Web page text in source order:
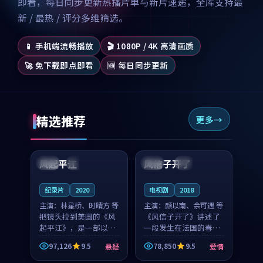
新 / 最热 / 评分多维筛选。
📱 手机端流畅播放
🎬 1080P / 4K 高清画质
🚀 免下载即点即看
🆕 每日同步更新
精选推荐 更多
美国 完结
99:07
风起平江
纪录片 2020
主演： 林星桥、时晴方 等
把镜头拉到美国的《风
起平江》，是一部以时
光记忆为底色的悬疑作
品。林星桥和时晴方贡
97,126 9.5 悬疑
法国 4K
99:21
风信子开了
电视剧 2018
主演： 颜以南、余可遇 等
《风信子开了》讲述了
一段发生在法国的春日
漫步故事。颜以南饰演
的主角与余可遇的角色
78,850 9.5 爱情